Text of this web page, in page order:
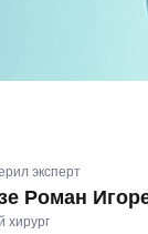
эксперт
Роман
хирург